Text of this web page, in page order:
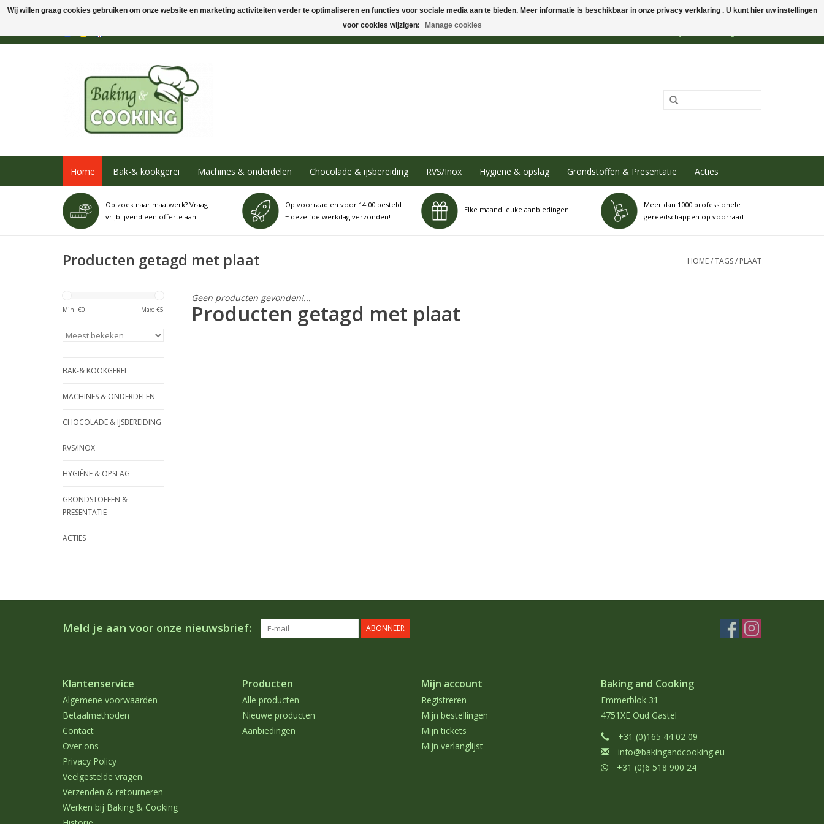
Home Bak-& kookgerei Machines & onderdelen Chocolade & ijsbereiding RVS/Inox Hygiëne & opslag Grondstoffen & Presentatie Acties
Op zoek naar maatwerk? Vraag
vrijblijvend een offerte aan.
Op voorraad en voor 14:00 besteld
= dezelfde werkdag verzonden!
Elke maand leuke aanbiedingen
Meer dan 1000 professionele
gereedschappen op voorraad
Producten getagd met plaat HOME/TAGS/ PLAAT
Min: €0 Max: €5
BAK-& KOOKGEREI
MACHINES & ONDERDELEN
CHOCOLADE & IJSBEREIDING
RVS/INOX
HYGIËNE & OPSLAG
GRONDSTOFFEN &
PRESENTATIE
ACTIES
Geen producten gevonden!...
Producten getagd met plaat
Meld je aan voor onze nieuwsbrief: ABONNEER
Klantenservice
Algemene voorwaarden
Betaalmethoden
Contact
Over ons
Privacy Policy
Veelgestelde vragen
Verzenden & retourneren
Werken bij Baking & Cooking
Producten
Alle producten
Nieuwe producten
Aanbiedingen
Mijn account
Registreren
Mijn bestellingen
Mijn tickets
Mijn verlanglijst
Baking and Cooking
Emmerblok 31
4751XE Oud Gastel
+31 (0)165 44 02 09
info@bakingandcooking.eu
+31 (0)6 518 900 24
Wij willen graag cookies gebruiken om onze website en marketing activiteiten verder te optimaliseren en functies voor sociale media aan te bieden. Meer informatie is beschikbaar in onze privacy verklaring . U kunt hier uw instellingen
voor cookies wijzigen:
Manage cookies